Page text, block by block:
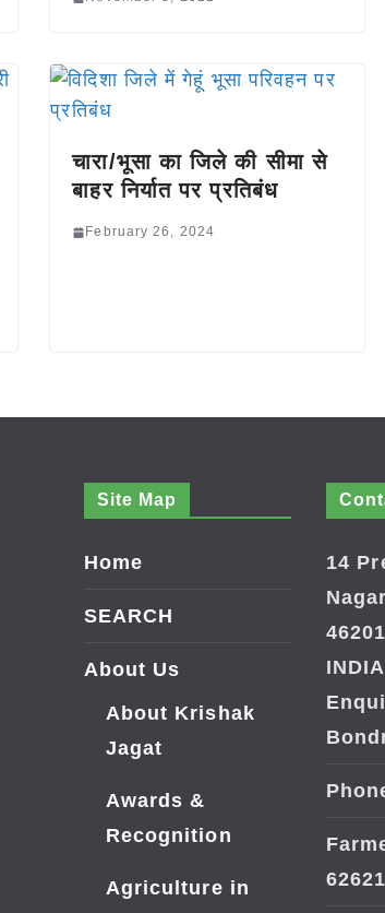
चारा/भूसा का जिले की सीमा से
बाहर निर्यात पर प्रतिबंध
February 26, 2024
Site Map
Home
SEARCH
About Us
About Krishak
Jagat
Awards &
Recognition
Agriculture in
14